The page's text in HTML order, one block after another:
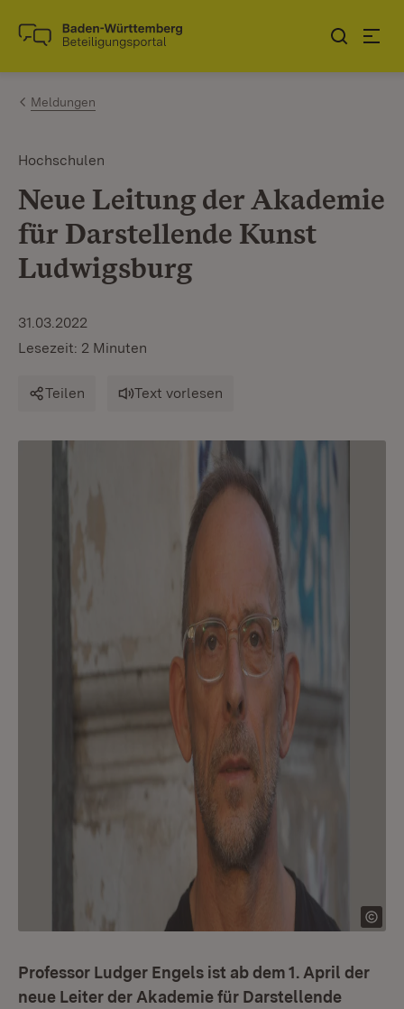
Zum Inhalt springen
Link zur Startseite
Meldungen
Hochschulen
Neue Leitung der Akademie
für Darstellende Kunst
Ludwigsburg
31.03.2022
Lesezeit: 2 Minuten
Teilen Text vorlesen
Professor Ludger Engels ist ab dem 1. April der
neue Leiter der Akademie für Darstellende